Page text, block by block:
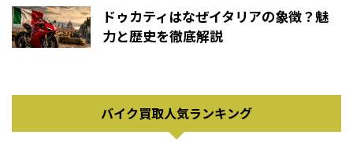
ドゥカティはなぜイタリアの象徴？魅
力と歴史を徹底解説
バイク買取人気ランキング